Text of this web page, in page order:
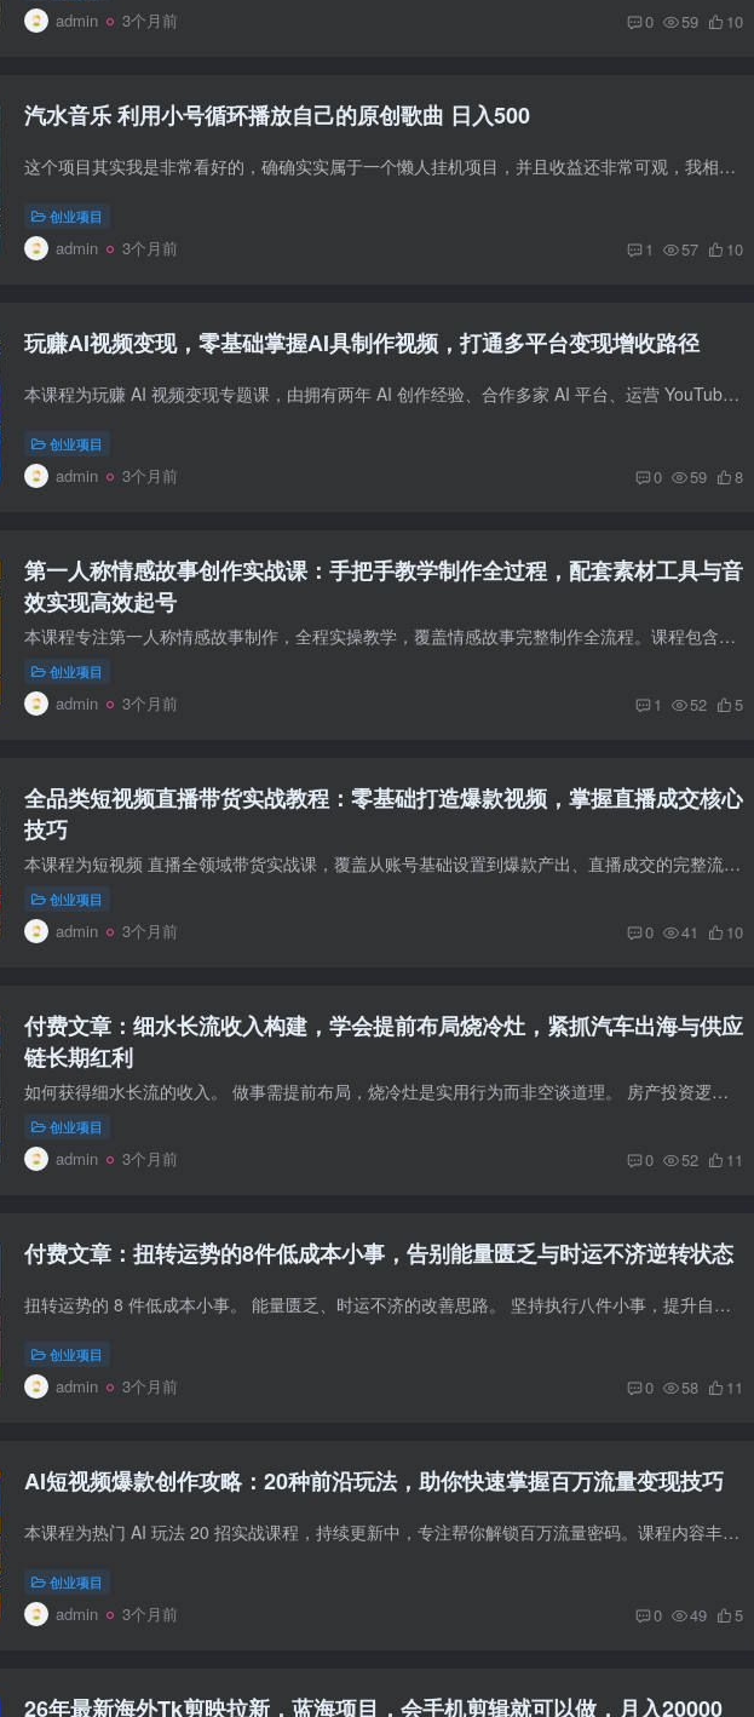
admin 3个月前 0 59 10
汽水音乐 利用小号循环播放自己的原创歌曲 日入500
这个项目其实我是非常看好的，确确实实属于一个懒人挂机项目，并且收益还非常可观，我相信大家应该都知道这个app，平台为了鼓励原创歌手创作音乐，发布了音乐人计划只要你成为平台的原创音乐人...
创业项目
admin 3个月前 1 57 10
玩赚AI视频变现，零基础掌握AI具制作视频，打通多平台变现增收路径
本课程为玩赚 AI 视频变现专题课，由拥有两年 AI 创作经验、合作多家 AI 平台、运营 YouTube 账号变现的资深博主主讲，搭配班木老师案例补充。课程面向 AI 视频新手，从主流 AI 工具使用讲起，...
创业项目
admin 3个月前 0 59 8
第一人称情感故事创作实战课：手把手教学制作全过程，配套素材工具与音
效实现高效起号
本课程专注第一人称情感故事制作，全程实操教学，覆盖情感故事完整制作全流程。课程包含专业封面设计教程、多款常用情感 BGM 与底音素材，配套 PS、剪映、图片修复、声音克隆等全套实用工具及安...
创业项目
admin 3个月前 1 52 5
全品类短视频直播带货实战教程：零基础打造爆款视频，掌握直播成交核心
技巧
本课程为短视频 直播全领域带货实战课，覆盖从账号基础设置到爆款产出、直播成交的完整流程。课程从橱窗开通、账户设置、保证金缴纳等基础操作讲起，深入讲解选品方法论、赛道定位、爆款文案改...
创业项目
admin 3个月前 0 41 10
付费文章：细水长流收入构建，学会提前布局烧冷灶，紧抓汽车出海与供应
链长期红利
如何获得细水长流的收入。 做事需提前布局，烧冷灶是实用行为而非空谈道理。 房产投资逻辑：潜力地段与成熟社区的发展空间对比。 电商赛道对比：15 年前的机遇与当下的内卷现状。 转换思路利用...
创业项目
admin 3个月前 0 52 11
付费文章：扭转运势的8件低成本小事，告别能量匮乏与时运不济逆转状态
扭转运势的 8 件低成本小事。 能量匮乏、时运不济的改善思路。 坚持执行八件小事，提升自身能量。 通过日常小事扭转运势，改善整体状态。
创业项目
admin 3个月前 0 58 11
AI短视频爆款创作攻略：20种前沿玩法，助你快速掌握百万流量变现技巧
本课程为热门 AI 玩法 20 招实战课程，持续更新中，专注帮你解锁百万流量密码。课程内容丰富多元，包含 80 年代怀旧风格、仙女飞天、甄嬛魔改、数字人口播、萌宠剧情、动物说话、吉卜力动画、山...
创业项目
admin 3个月前 0 49 5
26年最新海外Tk剪映拉新，蓝海项目，会手机剪辑就可以做，月入20000